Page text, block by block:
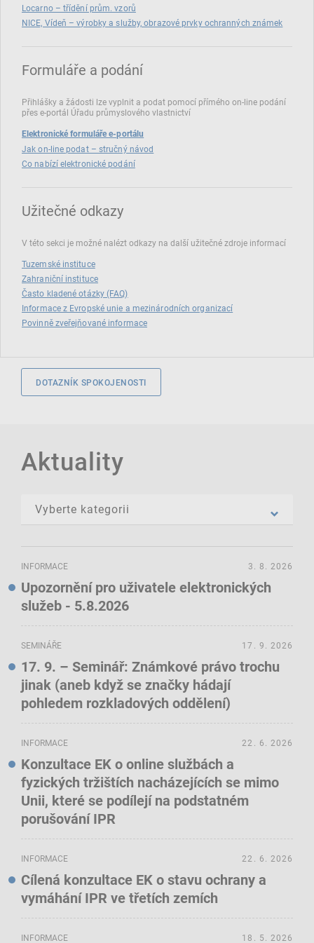
Locarno – třídění prům. vzorů
NICE, Vídeň – výrobky a služby, obrazové prvky ochranných známek
Formuláře a podání
Přihlášky a žádosti lze vyplnit a podat pomocí přímého on‑line podání
přes e‑portál Úřadu průmyslového vlastnictví
Elektronické formuláře e-portálu
Jak on-line podat – stručný návod
Co nabízí elektronické podání
Užitečné odkazy
V této sekci je možné nalézt odkazy na další užitečné zdroje informací
Tuzemské instituce
Zahraniční instituce
Často kladené otázky (FAQ)
Informace z Evropské unie a mezinárodních organizací
Povinně zveřejňované informace
DOTAZNÍK SPOKOJENOSTI
Aktuality
INFORMACE
Upozornění pro uživatele elektronických
služeb - 5.8.2026
3. 8. 2026
SEMINÁŘE
17. 9. – Seminář: Známkové právo trochu
jinak (aneb když se značky hádají
pohledem rozkladových oddělení)
17. 9. 2026
INFORMACE
Konzultace EK o online službách a
fyzických tržištích nacházejících se mimo
Unii, které se podílejí na podstatném
porušování IPR
22. 6. 2026
INFORMACE
Cílená konzultace EK o stavu ochrany a
vymáhání IPR ve třetích zemích
22. 6. 2026
INFORMACE 18. 5. 2026